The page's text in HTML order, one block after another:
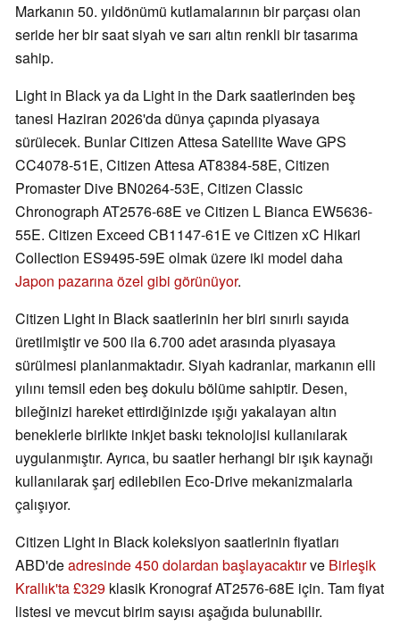
Markanın 50. yıldönümü kutlamalarının bir parçası olan
seride her bir saat siyah ve sarı altın renkli bir tasarıma
sahip.
Light in Black ya da Light in the Dark saatlerinden beş
tanesi Haziran 2026'da dünya çapında piyasaya
sürülecek. Bunlar Citizen Attesa Satellite Wave GPS
CC4078-51E, Citizen Attesa AT8384-58E, Citizen
Promaster Dive BN0264-53E, Citizen Classic
Chronograph AT2576-68E ve Citizen L Bianca EW5636-
55E. Citizen Exceed CB1147-61E ve Citizen xC Hikari
Collection ES9495-59E olmak üzere iki model daha
Japon pazarına özel gibi görünüyor.
Citizen Light in Black saatlerinin her biri sınırlı sayıda
üretilmiştir ve 500 ila 6.700 adet arasında piyasaya
sürülmesi planlanmaktadır. Siyah kadranlar, markanın elli
yılını temsil eden beş dokulu bölüme sahiptir. Desen,
bileğinizi hareket ettirdiğinizde ışığı yakalayan altın
beneklerle birlikte inkjet baskı teknolojisi kullanılarak
uygulanmıştır. Ayrıca, bu saatler herhangi bir ışık kaynağı
kullanılarak şarj edilebilen Eco-Drive mekanizmalarla
çalışıyor.
Citizen Light in Black koleksiyon saatlerinin fiyatları
ABD'deadresinde 450 dolardan başlayacaktırve Birleşik
Krallık'ta £329 klasik Kronograf AT2576-68E için. Tam fiyat
listesi ve mevcut birim sayısı aşağıda bulunabilir.